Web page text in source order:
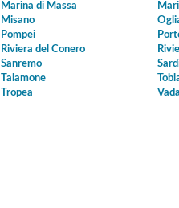
Marina di Massa
Misano
Pompei
Riviera del Conero
Sanremo
Talamone
Tropea Vada